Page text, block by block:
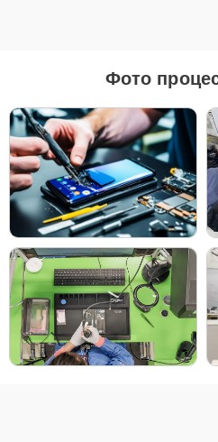
Samsung в
Петербурге
Ремонт проекторов Samsung в
диагностику и устранение
заменяем перегоревшие лампы,
охлаждения, ремонтируем платы
моделях Samsung The Freestyle 2nd
или Samsung SP-LSP3BLAXCE.
диагностики, которая помогает
то проблемы с цветовым колесом в
неисправность HDMI-порта в
Мы используем оригинальные
гарантировать надежность и
Основные виды ремонта техники
Фото